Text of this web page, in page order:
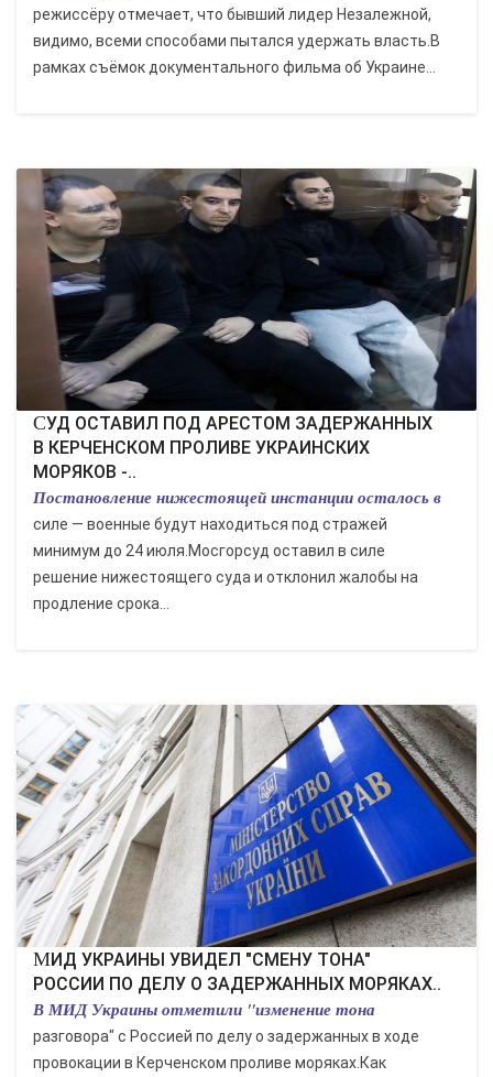
режиссёру отмечает, что бывший лидер Незалежной,
видимо, всеми способами пытался удержать власть.В
рамках съёмок документального фильма об Украине...
СУД ОСТАВИЛ ПОД АРЕСТОМ ЗАДЕРЖАННЫХ
В КЕРЧЕНСКОМ ПРОЛИВЕ УКРАИНСКИХ
МОРЯКОВ -..
Постановление нижестоящей инстанции осталось в
силе — военные будут находиться под стражей
минимум до 24 июля.Мосгорсуд оставил в силе
решение нижестоящего суда и отклонил жалобы на
продление срока...
МИД УКРАИНЫ УВИДЕЛ "СМЕНУ ТОНА"
РОССИИ ПО ДЕЛУ О ЗАДЕРЖАННЫХ МОРЯКАХ..
В МИД Украины отметили "изменение тона
разговора" с Россией по делу о задержанных в ходе
провокации в Керченском проливе моряках.Как